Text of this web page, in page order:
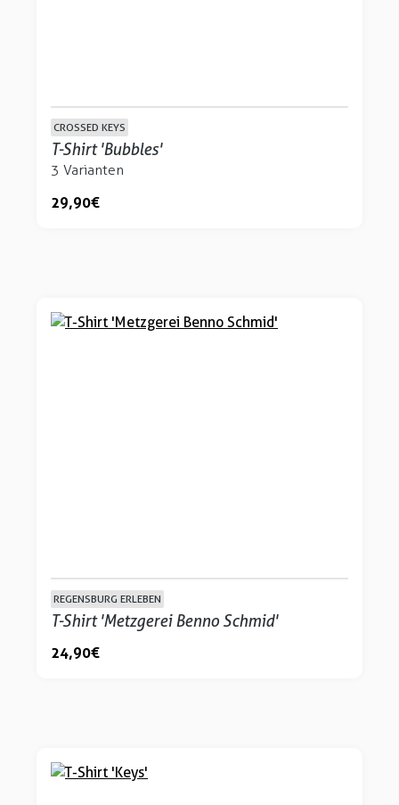
CROSSED KEYS
T-Shirt 'Bubbles'
3 Varianten
29,90 €
REGENSBURG ERLEBEN
T-Shirt 'Metzgerei Benno Schmid'
24,90 €